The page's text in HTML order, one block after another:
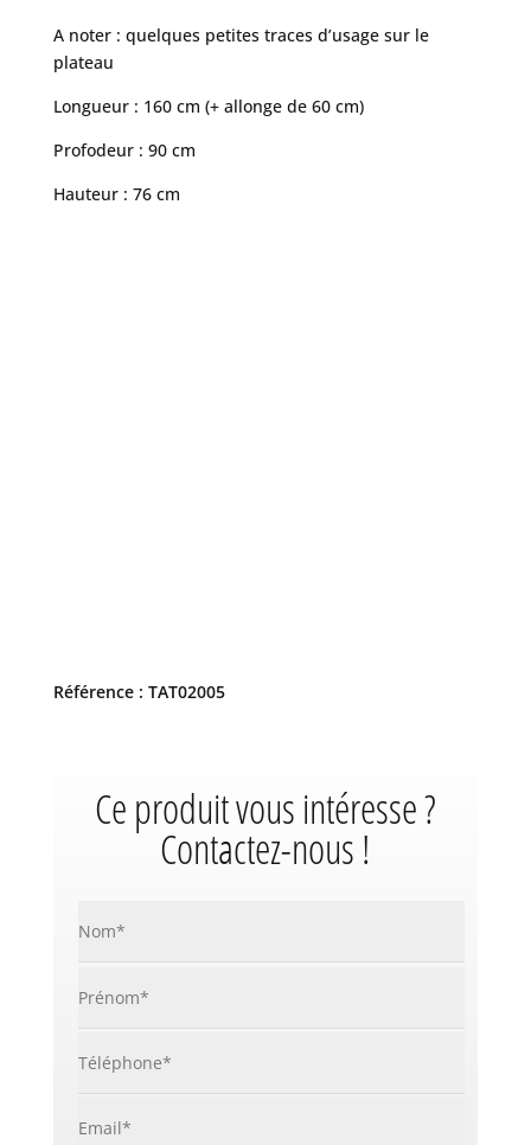
A noter : quelques petites traces d’usage sur le
plateau
Longueur : 160 cm (+ allonge de 60 cm)
Profodeur : 90 cm
Hauteur : 76 cm
Référence : TAT02005
Ce produit vous intéresse ?
Contactez-nous !